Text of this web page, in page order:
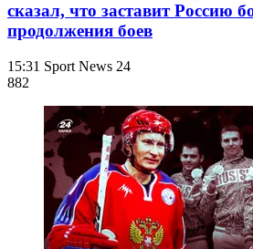
сказал, что заставит Россию
продолжения боев
15:31 Sport News 24
882